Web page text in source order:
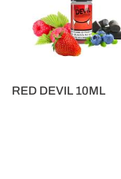
RED DEVIL 10ML